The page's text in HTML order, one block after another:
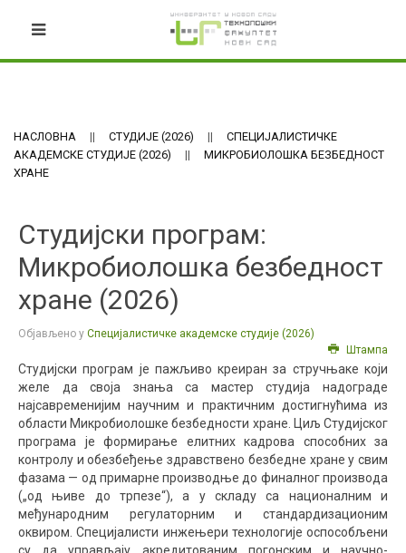
НАСЛОВНА СТУДИЈЕ (2026)
СПЕЦИЈАЛИСТИЧКЕ
АКАДЕМСКЕ СТУДИЈЕ (2026)
МИКРОБИОЛОШКА БЕЗБЕДНОСТ
ХРАНЕ
Студијски програм:
Микробиолошка безбедност
хране (2026)
Објављено у Специјалистичке академске студије (2026)
Штампа
Студијски програм је пажљиво креиран за стручњаке који
желе да своја знања са мастер студија надограде
најсавременијим научним и практичним достигнућима из
области Микробиолошке безбедности хране. Циљ Студијског
програма је формирање елитних кадрова способних за
контролу и обезбеђење здравствено безбедне хране у свим
фазама — од примарне производње до финалног производа
(„од њиве до трпезе“), а у складу са националним и
међународним регулаторним и стандардизационим
оквиром. Специјалисти инжењери технологије оспособљени